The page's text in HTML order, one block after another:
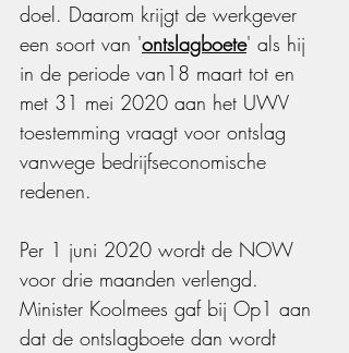
doel. Daarom krijgt de werkgever
een soort van 'ontslagboete' als hij
in de periode van18 maart tot en
met 31 mei 2020 aan het UWV
toestemming vraagt voor ontslag
vanwege bedrijfseconomische
redenen.
Per 1 juni 2020 wordt de NOW
voor drie maanden verlengd.
Minister Koolmees gaf bij Op1 aan
dat de ontslagboete dan wordt